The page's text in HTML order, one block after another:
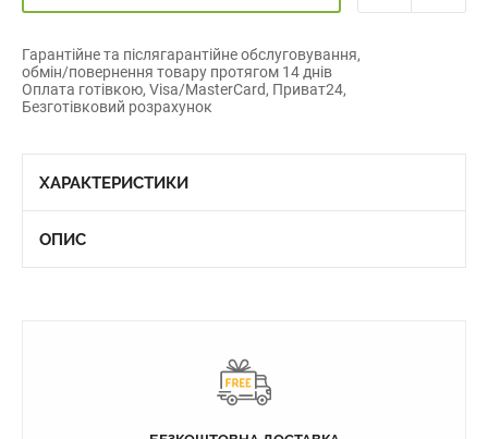
Гарантійне та післягарантійне обслуговування,
обмін/повернення товару протягом 14 днів
Оплата готівкою, Visa/MasterCard, Приват24,
Безготівковий розрахунок
ХАРАКТЕРИСТИКИ
ОПИС